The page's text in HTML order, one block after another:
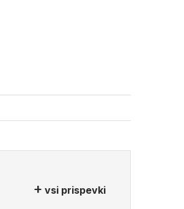
vsi prispevki